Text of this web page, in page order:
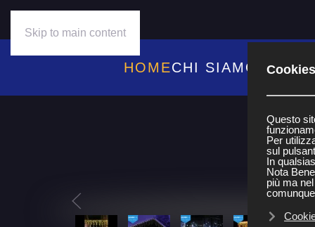
Questo
Per
sul
In
Nota
più ma
Skip to main content
HOMECHI SIAMO